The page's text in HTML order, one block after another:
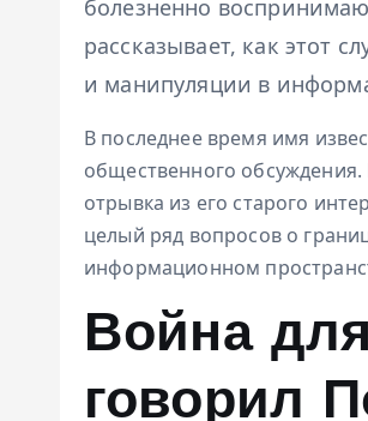
болезненно
рассказывает, как этот
и манипуляции в
В последнее время имя
общественного
отрывка из его старого
целый ряд вопросов о
информационном
Война
говорил